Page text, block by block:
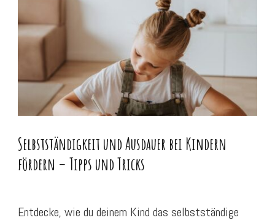
Selbstständigkeit und Ausdauer bei Kindern
fördern – Tipps und Tricks
Entdecke, wie du deinem Kind das selbstständige